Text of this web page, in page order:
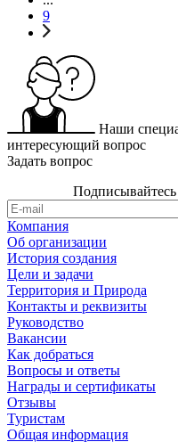
9
Наши
интересующий вопрос
Задать вопрос
Компания
Об организации
История создания
Цели и задачи
Территория и Природа
Контакты и реквизиты
Руководство
Вакансии
Как добраться
Вопросы и ответы
Награды и сертификаты
Отзывы
Туристам
Общая информация